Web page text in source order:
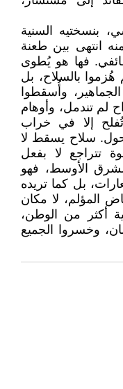
بنسختيه السنية
انتهى بين طعنة
فها هو يُطوى
هُزموا بالسلاح، بل
وأُسقطوا
لم تندمل، وأوهام
إلا في خراب
سلاح يسقط لا
تتراجع لا بفعل
الأوسط، فهو
بل كما تريده
المؤلم، لا مكان
أكثر من الوطن،
وخسروا الجميع